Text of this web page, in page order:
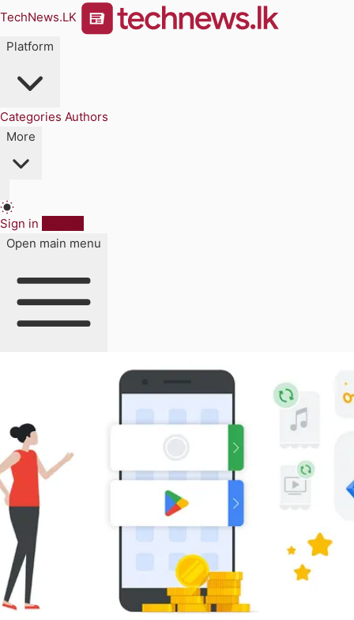
TechNews.LK
Platform
Categories Authors
More
Sign in
Open main menu